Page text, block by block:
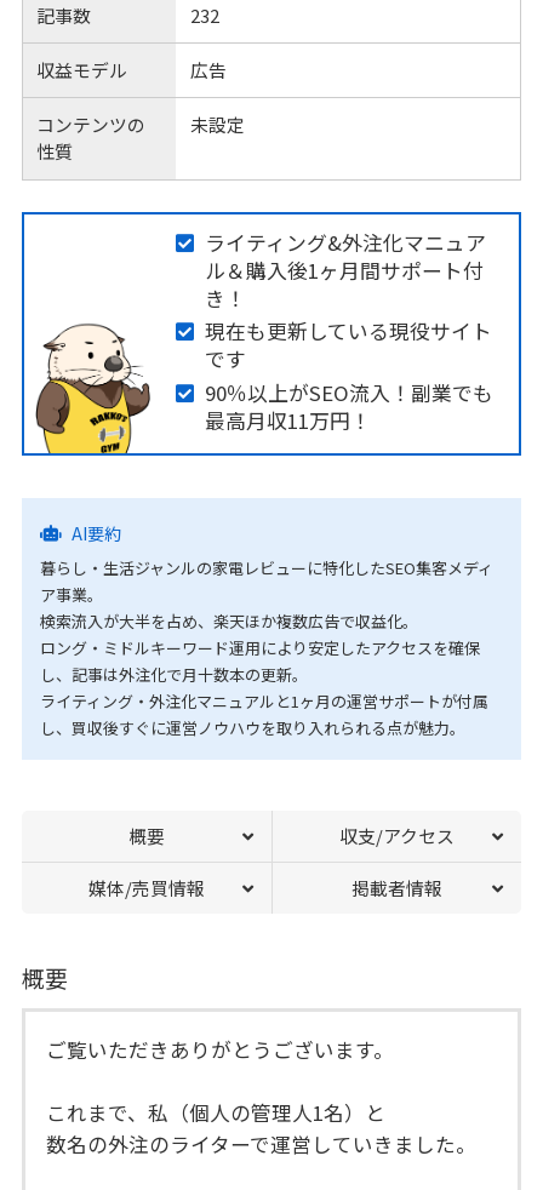
記事数 232
収益モデル 広告
コンテンツの
性質
未設定
ライティング&外注化マニュア
ル＆購入後1ヶ月間サポート付
き！
現在も更新している現役サイト
です
90％以上がSEO流入！副業でも
最高月収11万円！
AI要約
暮らし・生活ジャンルの家電レビューに特化したSEO集客メディ
ア事業。
検索流入が大半を占め、楽天ほか複数広告で収益化。
ロング・ミドルキーワード運用により安定したアクセスを確保
し、記事は外注化で月十数本の更新。
ライティング・外注化マニュアルと1ヶ月の運営サポートが付属
し、買収後すぐに運営ノウハウを取り入れられる点が魅力。
概要 収支/アクセス
媒体/売買情報 掲載者情報
概要
ご覧いただきありがとうございます。
これまで、私（個人の管理人1名）と
数名の外注のライターで運営していきました。